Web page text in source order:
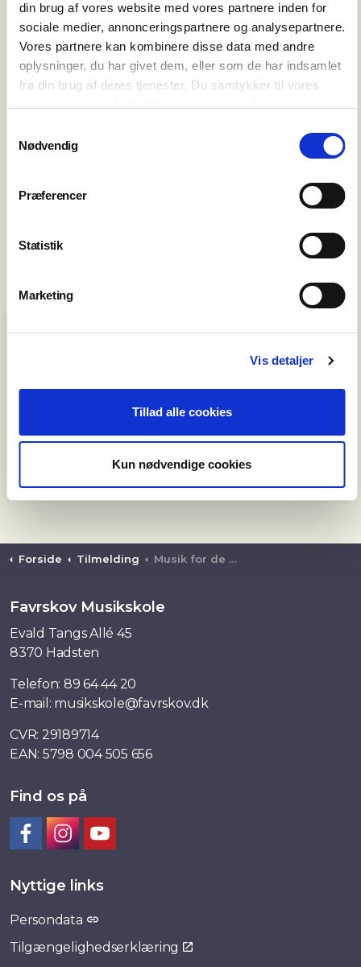
din brug af vores website med vores partnere inden for
sociale medier, annonceringspartnere og analysepartnere.
Vores partnere kan kombinere disse data med andre
oplysninger, du har givet dem, eller som de har indsamlet
fra din brug af deres tjenester. Du samtykker til vores
Nødvendig
Præferencer
Statistik
Marketing
Vis detaljer
Tillad alle cookies
Kun nødvendige cookies
TILMELD
Priser sæson 2026/2027
396 kr.
Forside Tilmelding Musik for de yngste
Favrskov Musikskole
Evald Tangs Allé 45
8370 Hadsten
Telefon: 89 64 44 20
E-mail: musikskole@favrskov.dk
CVR: 29189714
EAN: 5798 004 505 656
Find os på
Nyttige links
Persondata
Tilgængelighedserklæring